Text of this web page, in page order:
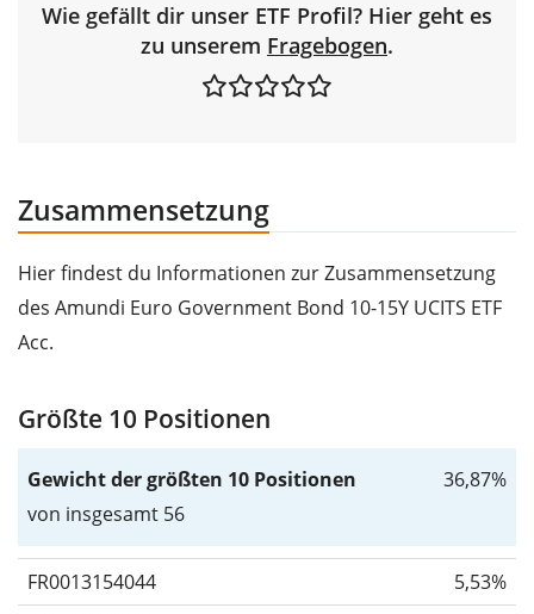
Wie gefällt dir unser ETF Profil? Hier geht es
zu unserem Fragebogen.
Zusammensetzung
Hier findest du Informationen zur Zusammensetzung
des Amundi Euro Government Bond 10-15Y UCITS ETF
Acc.
Größte 10 Positionen
Gewicht der größten 10 Positionen
von insgesamt 56
36,87%
FR0013154044
5,53%